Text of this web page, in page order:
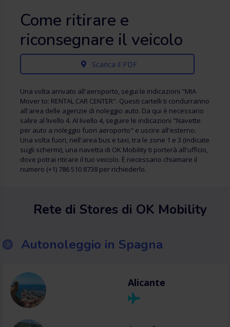
Come ritirare e
riconsegnare il veicolo
Scarica il PDF
Una volta arrivato all'aeroporto, segui le indicazioni "MIA
Mover to: RENTAL CAR CENTER". Questi cartelli ti condurranno
all'area delle agenzie di noleggio auto. Da qui è necessario
salire al livello 4. Al livello 4, seguire le indicazioni "Navette
per auto a noleggio fuori aeroporto" e uscire all'esterno.
Una volta fuori, nell'area bus e taxi, tra le zone 1 e 3 (indicate
sugli schermi), una navetta di OK Mobility ti porterà all'ufficio,
dove potrai ritirare il tuo veicolo. È necessario chiamare il
numero (+1) 786 510 8738 per richiederlo.
Rete di Stores di OK Mobility
Autonoleggio in Spagna
Alicante